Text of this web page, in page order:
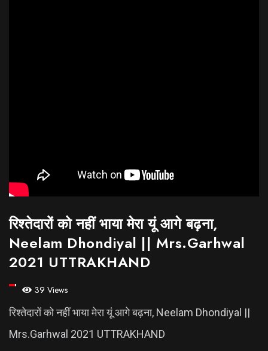
रिश्तेदारों को नहीं भाया मेरा यूं आगे बढ़ना,
Neelam Dhondiyal || Mrs.Garhwal
2021 UTTRAKHAND
39 Views
रिश्तेदारों को नहीं भाया मेरा यूं आगे बढ़ना, Neelam Dhondiyal ||
Mrs.Garhwal 2021 UTTRAKHAND